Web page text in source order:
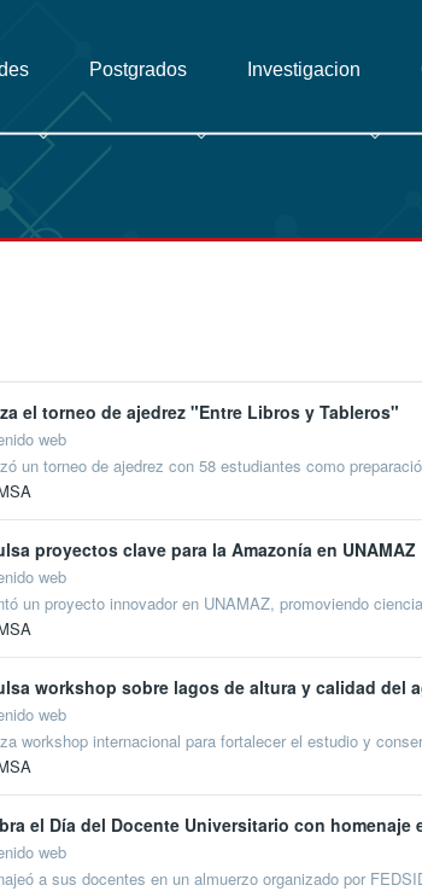
Postgrados Investigacion
el torneo de ajedrez "Entre Libros y Tableros"
web
un torneo de ajedrez con 58 estudiantes como
proyectos clave para la Amazonía en UNAMAZ
web
un proyecto innovador en UNAMAZ, promoviendo
workshop sobre lagos de altura y calidad del
web
workshop internacional para fortalecer el estudio y
el Día del Docente Universitario con homenaje
web
a sus docentes en un almuerzo organizado por